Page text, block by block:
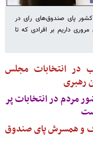
پای صندوق‌های رای در
داریم بر افرادی که تا
در انتخابات مجلس
رهبری
مردم در انتخابات پر
و همسرش پای صندوق